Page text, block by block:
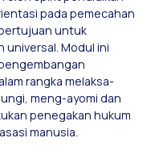
pada pemecahan
untuk
universal. Modul ini
rangka melaksa-
meng-ayomi dan
penegakan hukum
manusia.